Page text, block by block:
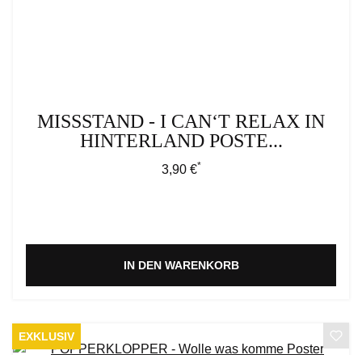
MISSSTAND - I CAN‘T RELAX IN
HINTERLAND POSTE...
Regulärer Preis:
3,90 €*
IN DEN WARENKORB
EXKLUSIV